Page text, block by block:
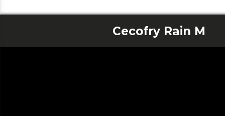
Cecofry Rain M